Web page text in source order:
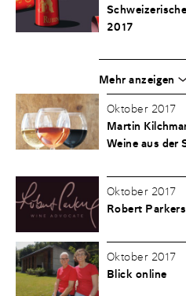
2017
Mehr anzeigen
Oktober 2017
Martin
Weine aus der
Oktober 2017
Robert
Oktober 2017
Blick online